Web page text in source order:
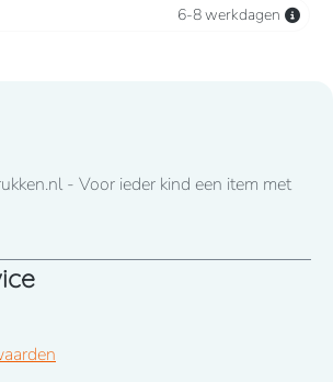
6-8 werkdagen
- Voor ieder kind een item met